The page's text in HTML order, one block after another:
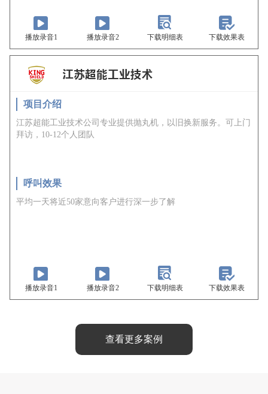
播放录音1 播放录音2 下载明细表 下载效果表
项目介绍
江苏超能工业技术公司专业提供抛丸机，以旧换新服务。可上门
拜访，10-12个人团队
呼叫效果
平均一天将近50家意向客户进行深一步了解
播放录音1 播放录音2 下载明细表 下载效果表
查看更多案例